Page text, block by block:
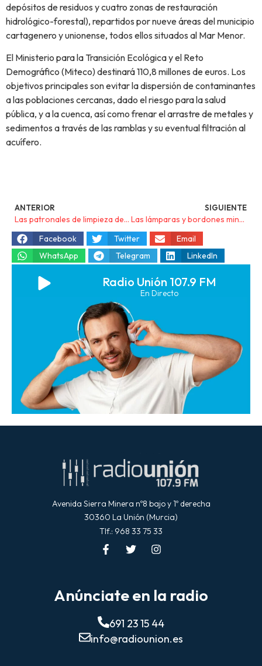
depósitos de residuos y cuatro zonas de restauración
hidrológico-forestal), repartidos por nueve áreas del municipio
cartagenero y unionense, todos ellos situados al Mar Menor.
El Ministerio para la Transición Ecológica y el Reto
Demográfico (Miteco) destinará 110,8 millones de euros. Los
objetivos principales son evitar la dispersión de contaminantes
a las poblaciones cercanas, dado el riesgo para la salud
pública, y a la cuenca, así como frenar el arrastre de metales y
sedimentos a través de las ramblas y su eventual filtración al
acuífero.
ANTERIOR
Las patronales de limpieza de la Región y CCOO logran un nuevo convenio colectivo en Cartagena
SIGUIENTE
Las lámparas y bordones mineros conquistan Granada
Facebook
Twitter
Email
WhatsApp
Telegram LinkedIn
Radio Unión 107.9 FM
En Directo
Avenida Sierra Minera nº8 bajo y 1º derecha
30360 La Unión (Murcia)
Tlf.: 968 33 75 33
Anúnciate en la radio
691 23 15 44
info@radiounion.es